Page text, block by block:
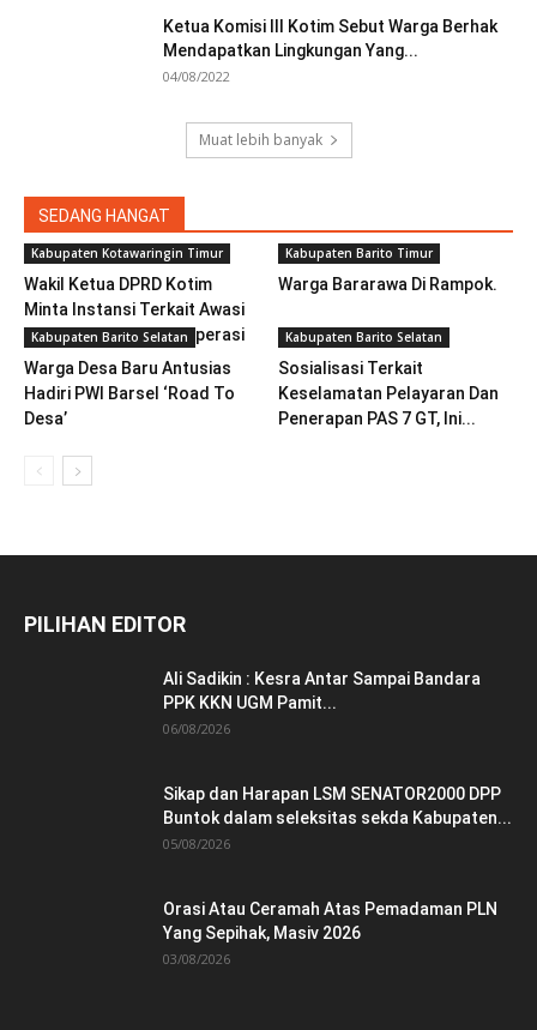
Ketua Komisi III Kotim Sebut Warga Berhak
Mendapatkan Lingkungan Yang...
04/08/2022
Muat lebih banyak
SEDANG HANGAT
Kabupaten Kotawaringin Timur
Wakil Ketua DPRD Kotim
Minta Instansi Terkait Awasi
Rentenir Berkedok Koperasi
Kabupaten Barito Timur
Warga Bararawa Di Rampok.
Kabupaten Barito Selatan
Warga Desa Baru Antusias
Hadiri PWI Barsel ‘Road To
Desa’
Kabupaten Barito Selatan
Sosialisasi Terkait
Keselamatan Pelayaran Dan
Penerapan PAS 7 GT, Ini...
PILIHAN EDITOR
Ali Sadikin : Kesra Antar Sampai Bandara
PPK KKN UGM Pamit...
06/08/2026
Sikap dan Harapan LSM SENATOR2000 DPP
Buntok dalam seleksitas sekda Kabupaten...
05/08/2026
Orasi Atau Ceramah Atas Pemadaman PLN
Yang Sepihak, Masiv 2026
03/08/2026